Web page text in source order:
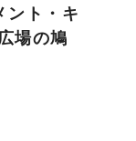
ント・キ
場の鳩